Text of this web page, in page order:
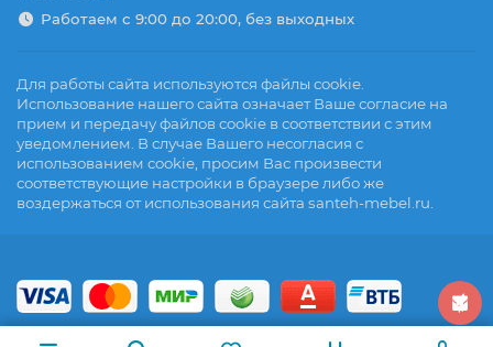
Работаем с 9:00 до 20:00, без выходных
Для работы сайта используются файлы cookie.
Использование нашего сайта означает Ваше согласие на
прием и передачу файлов cookie в соответствии с этим
уведомлением. В случае Вашего несогласия с
использованием cookie, просим Вас произвести
соответствующие настройки в браузере либо же
воздержаться от использования сайта santeh-mebel.ru.